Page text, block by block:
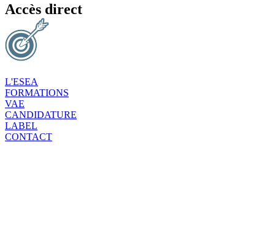
Accès direct
L'ESEA
FORMATIONS
VAE
CANDIDATURE
LABEL
CONTACT